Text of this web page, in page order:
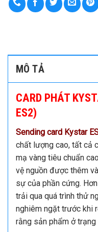
MÔ TẢ
CARD PHÁT
ES2)
Sending card Kystar
chất lượng cao, tất cả
mạ vàng tiêu chuẩn
vệ nguồn được thêm
sự của phần cứng.
trải qua quá trình thử
nghiêm ngặt trước khi
rằng sản phẩm ở trạng